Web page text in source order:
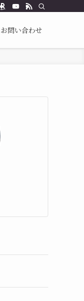
お問い合わせ